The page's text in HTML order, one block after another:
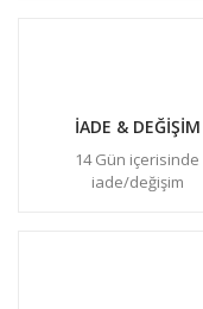
İADE & DEĞİŞİM
14 Gün içerisinde
iade/değişim